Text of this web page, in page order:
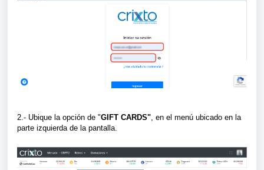
2.- Ubique la opción de "GIFT CARDS", en el menú ubicado en la
parte izquierda de la pantalla.